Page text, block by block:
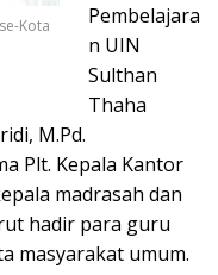
Kota
Pembelajara
n UIN
Sulthan
Thaha
M.Pd.
Plt. Kepala Kantor
madrasah dan
hadir para guru
masyarakat umum.